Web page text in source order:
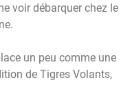
voir débarquer chez le
un peu comme une
de Tigres Volants,